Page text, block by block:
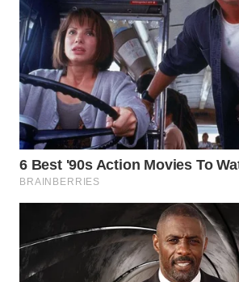
WN
PADANG
LAWAS
WN
SUMEDANG
WN
CIANJUR
WN
KEPULAUAN
SERIBU